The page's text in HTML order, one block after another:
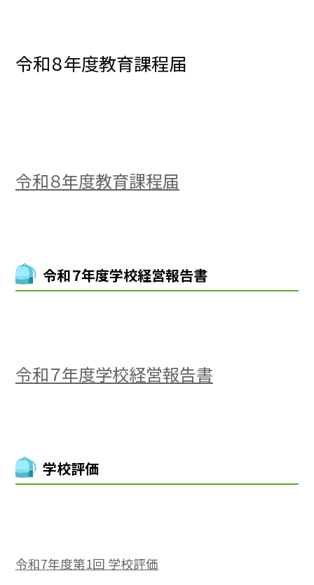
令和８年度教育課程届
令和８年度教育課程届
令和７年度学校経営報告書
令和７年度学校経営報告書
学校評価
令和7年度第1回 学校評価